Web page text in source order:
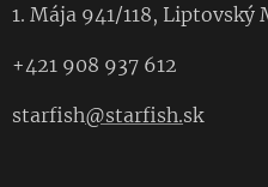
1. Mája 941/118, Liptovský
+421 908 937 612
starfish@starfish.sk